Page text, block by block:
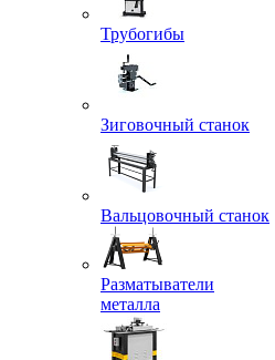
Трубогибы
Зиговочный станок
Вальцовочный станок
Разматыватели
металла